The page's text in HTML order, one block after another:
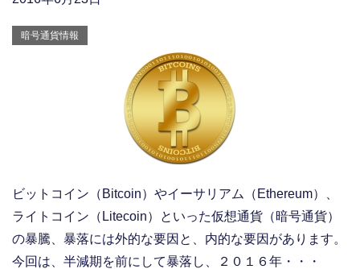
暗号通貨情報
ビットコイン（Bitcoin）やイーサリアム（Ethereum）、
ライトコイン（Litecoin）といった仮想通貨（暗号通貨）
の暴騰、暴落には外的な要因と、内的な要因があります。
今回は、半減期を前にして暴落し、２０１６年・・・